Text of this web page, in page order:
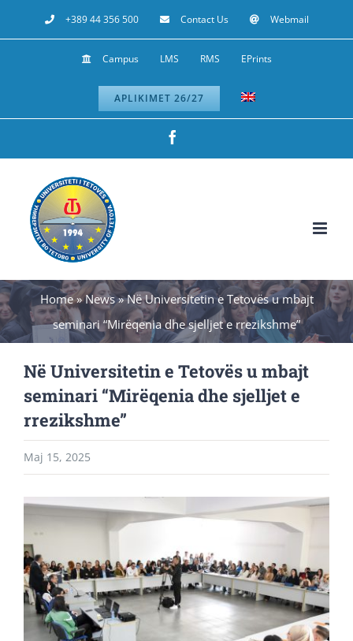
to
+389 44 356 500 Contact Us Webmail
Campus LMS RMS EPrints
APLIKIMET 26/27
Home»News»Në Universitetin e Tetovës u mbajt
seminari “Mirëqenia dhe sjelljet e rrezikshme”
Në Universitetin e Tetovës u mbajt
seminari “Mirëqenia dhe sjelljet e
rrezikshme”
Maj 15, 2025
View
Larger
Image